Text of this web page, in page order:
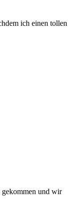
ich einen tollen
gekommen und wir